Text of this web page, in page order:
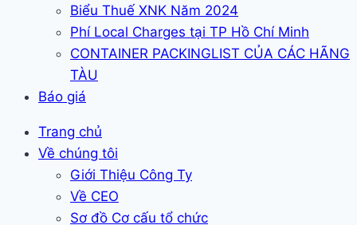
Biểu Thuế XNK Năm 2024
Phí Local Charges tại TP Hồ Chí Minh
CONTAINER PACKINGLIST CỦA CÁC HÃNG
TÀU
Báo giá
Trang chủ
Về chúng tôi
Giới Thiệu Công Ty
Về CEO
Sơ đồ Cơ cấu tổ chức